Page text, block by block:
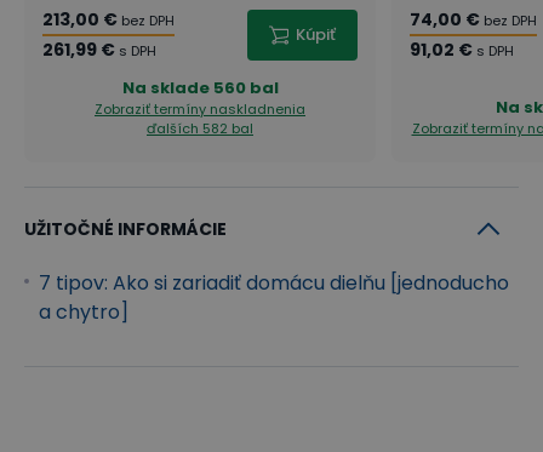
213,00 € bez DPH
261,99 € s DPH
Kúpiť
Na sklade 560 bal
Zobraziť termíny naskladnenia
ďalších 582 bal
74,00 € bez DPH
91,02 € s DPH
Na
Zobraziť termíny
UŽITOČNÉ INFORMÁCIE
7 tipov: Ako si zariadiť domácu dielňu [jednoducho
a chytro]